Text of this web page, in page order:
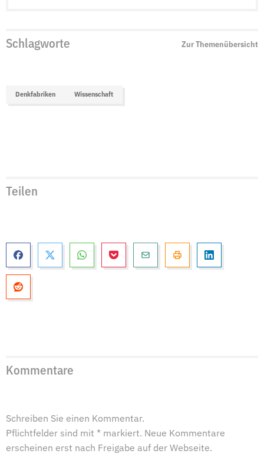
Schlagworte Zur Themenübersicht
Denkfabriken Wissenschaft
Teilen
Kommentare
Schreiben Sie einen Kommentar.
Pflichtfelder sind mit * markiert. Neue Kommentare
erscheinen erst nach Freigabe auf der Webseite.